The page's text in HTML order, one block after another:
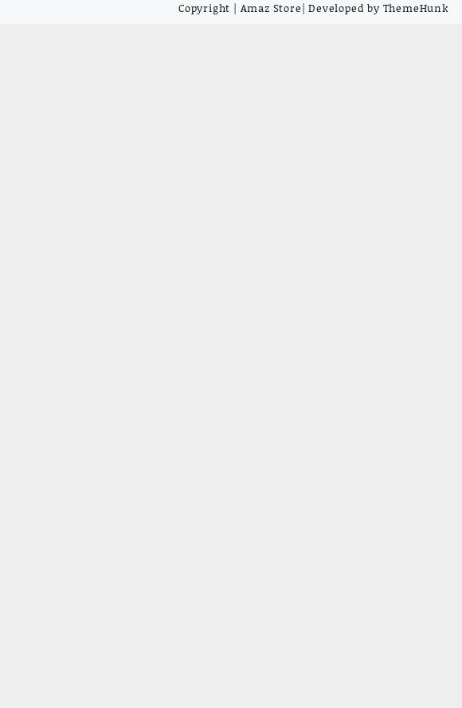
Copyright | Amaz Store| Developed by ThemeHunk